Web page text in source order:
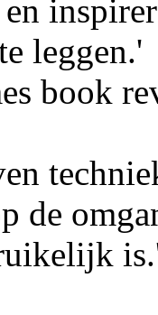
en
leggen.'
book
de